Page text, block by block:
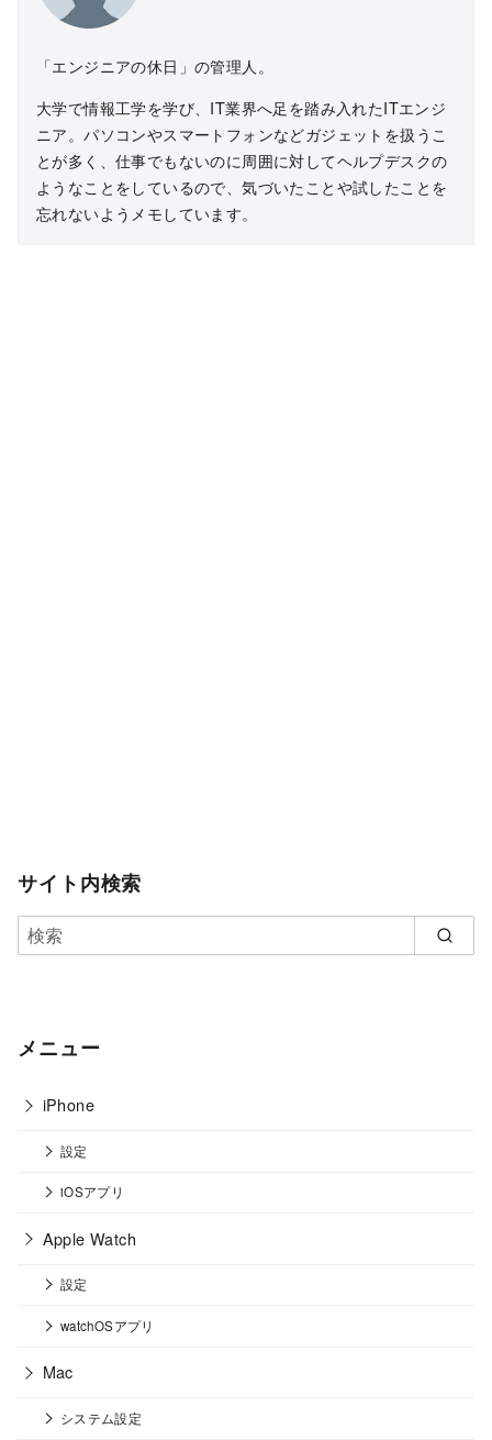
「エンジニアの休日」の管理人。
大学で情報工学を学び、IT業界へ足を踏み入れたITエンジ
ニア。パソコンやスマートフォンなどガジェットを扱うこ
とが多く、仕事でもないのに周囲に対してヘルプデスクの
ようなことをしているので、気づいたことや試したことを
忘れないようメモしています。
サイト内検索
メニュー
iPhone
設定
iOSアプリ
Apple Watch
設定
watchOSアプリ
Mac
システム設定